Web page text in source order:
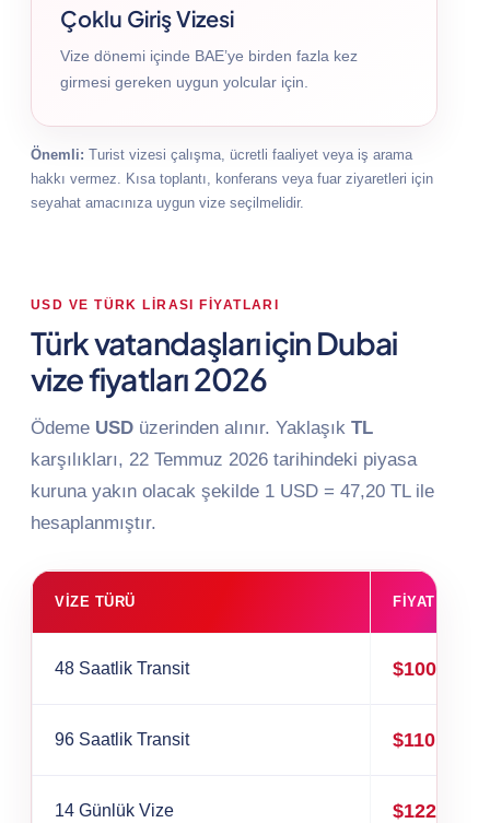
Çoklu Giriş Vizesi
Vize dönemi içinde BAE’ye birden fazla kez
girmesi gereken uygun yolcular için.
Önemli: Turist vizesi çalışma, ücretli faaliyet veya iş arama
hakkı vermez. Kısa toplantı, konferans veya fuar ziyaretleri için
seyahat amacınıza uygun vize seçilmelidir.
USD VE TÜRK LIRASI FIYATLARI
Türk vatandaşları için Dubai
vize fiyatları 2026
Ödeme USD üzerinden alınır. Yaklaşık TL
karşılıkları, 22 Temmuz 2026 tarihindeki piyasa
kuruna yakın olacak şekilde 1 USD = 47,20 TL ile
hesaplanmıştır.
VIZE TÜRÜ FIYAT (USD)
48 Saatlik Transit $100
96 Saatlik Transit $110
14 Günlük Vize $122